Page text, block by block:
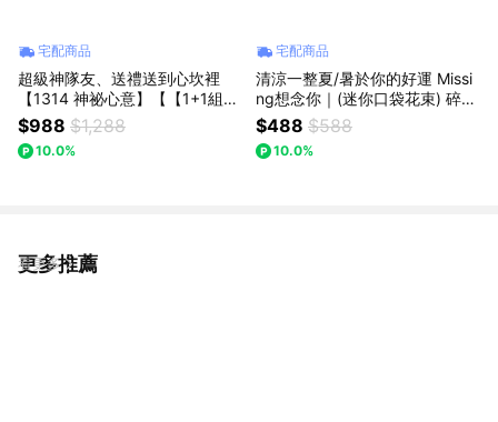
宅配商品
超級神隊友、送禮送到心坎裡
【1314 神祕心意】【【1+1組合
(紫玫瑰花束+草莓熊玩偶】】｜
【Missing想念你】｜紫玫瑰花
束：「微醺紫海」「法式晨曦」
$988 $1,288
10.0%
宅配商品
清涼一整夏/暑於你的好運 Missi
ng想念你｜(迷你口袋花束) 碎冰
藍玫瑰圓：360度零死角的愛，
讓浪漫無所不在
$488 $588
10.0%
更多推薦
看更多